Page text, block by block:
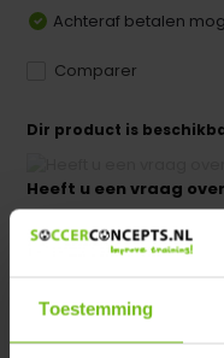
Toestemming
Achteraf betalen
Comparer
Dir product is
Heeft u een vraag
We helpen u graag met
Verstuur email
Description du produit